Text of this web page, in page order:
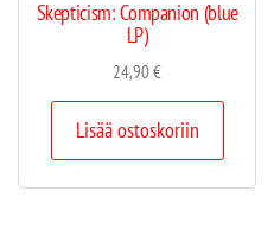
Skepticism: Companion (blue
LP)
24,90€
Lisää ostoskoriin